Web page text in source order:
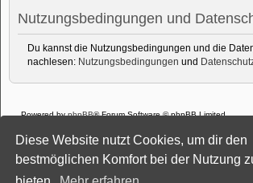
Diese Website nutzt Cookies, um dir den
bestmöglichen Komfort bei der Nutzung
Nutzungsbedingungen und
Du kannst die Nutzungsbedingungen und die
nachlesen: Nutzungsbedingungen und
Powered byphpBB® Forum Software © phpBB Limited
Style: Black-Silver-Split by Joyce&LunaphpBB-Style-Design